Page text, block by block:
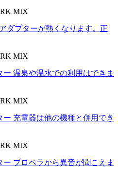
MIX
ダプターが熱くなります。正
MIX
温泉や温水での利用はできま
MIX
充電器は他の機種と併用でき
MIX
プロペラから異音が聞こえま